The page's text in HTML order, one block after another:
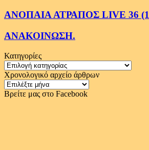
ΑΝΟΠΑΙΑ ΑΤΡΑΠΟΣ LIVE 36
ΑΝΑΚΟΙΝΩΣΗ.
Κατηγορίες
Κατηγορίες
Χρονολογικό αρχείο άρθρων
Χρονολογικό
αρχείο
Βρείτε μας στο Facebook